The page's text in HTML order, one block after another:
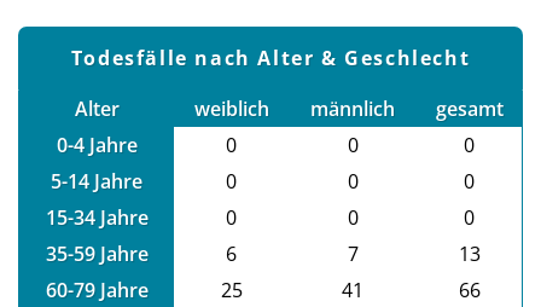
Todesfälle nach Alter & Geschlecht
Alter
weiblich männlich
gesamt
0-4 Jahre
0 0
0
5-14 Jahre
0 0
0
15-34 Jahre
0 0
0
35-59 Jahre
6 7
13
60-79 Jahre
25 41
66